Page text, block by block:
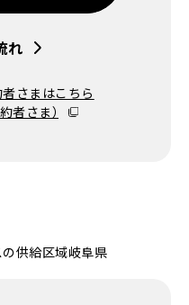
れ
さまはこちら
者さま）
供給区域岐阜県